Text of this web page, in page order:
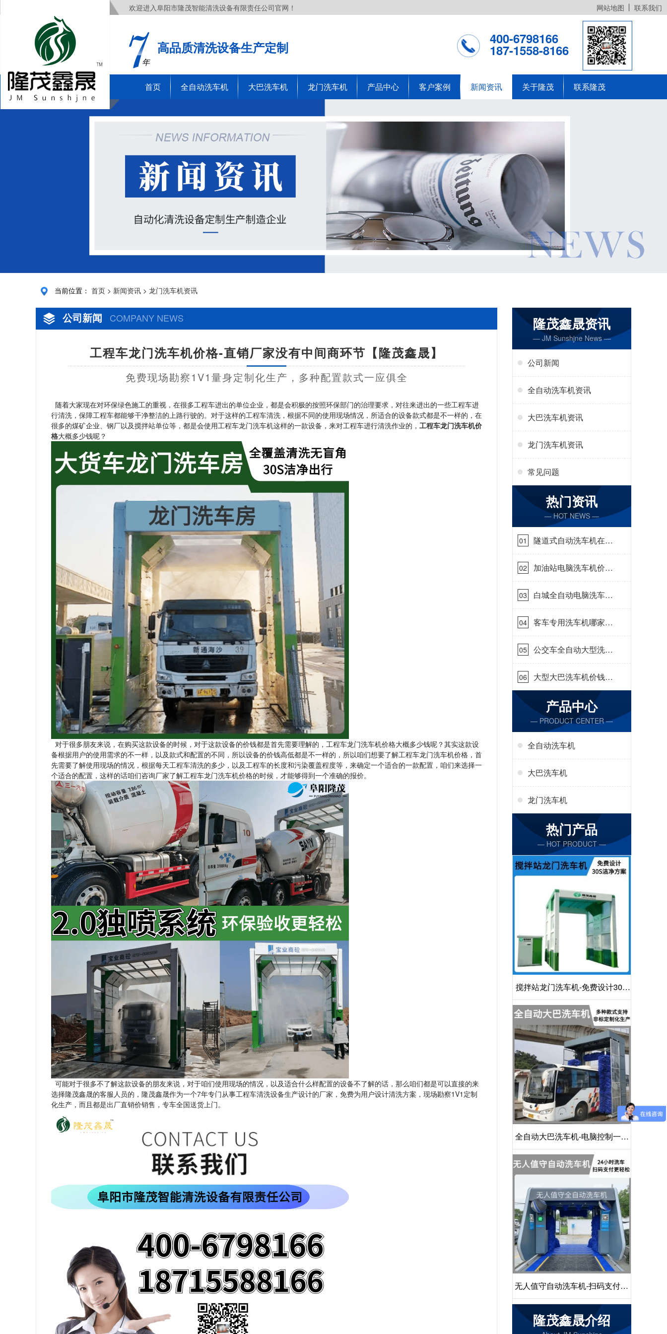
欢迎进入阜阳市隆茂智能清洗设备有限责任公司官网！ 网站地图 联系我们
年
高品质清洗设备生产定制
400-6798166
187-1558-8166
首页 全自动洗车机 大巴洗车机 龙门洗车机 产品中心 客户案例 新闻资讯 关于隆茂 联系隆茂
当前位置： 首页 > 新闻资讯 > 龙门洗车机资讯
公司新闻 COMPANY NEWS
工程车龙门洗车机价格-直销厂家没有中间商环节【隆茂鑫晟】
免费现场勘察1V1量身定制化生产，多种配置款式一应俱全
随着大家现在对环保绿色施工的重视，在很多工程车进出的单位企业，都是会积极的按照环保部门的治理要求，对往来进出的一些工程车进
行清洗，保障工程车都能够干净整洁的上路行驶的。对于这样的工程车清洗，根据不同的使用现场情况，所适合的设备款式都是不一样的，在
很多的煤矿企业、钢厂以及搅拌站单位等，都是会使用工程车龙门洗车机这样的一款设备，来对工程车进行清洗作业的， 工程车龙门洗车机价
格大概多少钱呢？
对于很多朋友来说，在购买这款设备的时候，对于这款设备的价钱都是首先需要理解的，工程车龙门洗车机价格大概多少钱呢？其实这款设
备根据用户的使用需求的不一样，以及款式和配置的不同，所以设备的价钱高低都是不一样的，所以咱们想要了解工程车龙门洗车机价格，首
先需要了解使用现场的情况，根据每天工程车清洗的多少，以及工程车的长度和污染覆盖程度等，来确定一个适合的一款配置，咱们来选择一
个适合的配置，这样的话咱们咨询厂家了解工程车龙门洗车机价格的时候，才能够得到一个准确的报价。
可能对于很多不了解这款设备的朋友来说，对于咱们使用现场的情况，以及适合什么样配置的设备不了解的话，那么咱们都是可以直接的来
选择隆茂鑫晟的客服人员的，隆茂鑫晟作为一个7年专门从事工程车清洗设备生产设计的厂家，免费为用户设计清洗方案，现场勘察1V1定制
化生产，而且都是出厂直销价销售，专车全国送货上门。
隆茂鑫晟资讯
— JM Sunshjne News —
公司新闻
全自动洗车机资讯
大巴洗车机资讯
龙门洗车机资讯
常见问题
热门资讯
— HOT NEWS —
01
隧道式自动洗车机在哪
里购买[隆茂鑫晟]
02
加油站电脑洗车机价格
怎么样[隆茂鑫晟]
03
白城全自动电脑洗车
机-ADV防冻冬季正常
使用[隆茂鑫晟]
04
客车专用洗车机哪家的
好[隆茂鑫晟]
05
公交车全自动大型洗车
机什么价钱[隆茂鑫晟]
06
大型大巴洗车机价钱怎
么样[隆茂鑫晟]
产品中心
— PRODUCT CENTER —
全自动洗车机
大巴洗车机
龙门洗车机
热门产品
— HOT PRODUCT —
搅拌站龙门洗车机-免费设计30S
洁净方案[隆茂鑫晟]
全自动大巴洗车机-电脑控制一键
启动清洗[隆茂鑫晟]
无人值守自动洗车机-扫码支付24
小时不停机洗车[隆茂鑫晟]
隆茂鑫晟介绍